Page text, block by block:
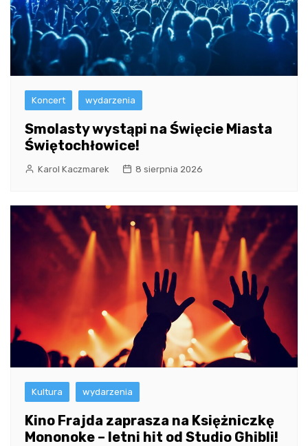
Koncert wydarzenia
Smolasty wystąpi na Święcie Miasta
Świętochłowice!
Karol Kaczmarek 8 sierpnia 2026
Kultura wydarzenia
Kino Frajda zaprasza na Księżniczkę
Mononoke – letni hit od Studio Ghibli!